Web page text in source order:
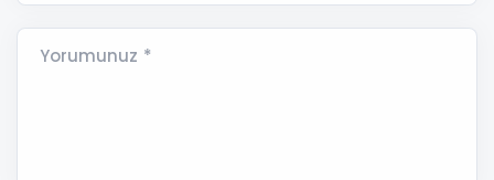
Yorumunuz *